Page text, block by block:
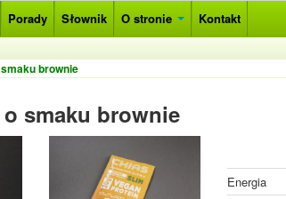
Porady Słownik O stronie Kontakt
brownie
smaku brownie
Energia